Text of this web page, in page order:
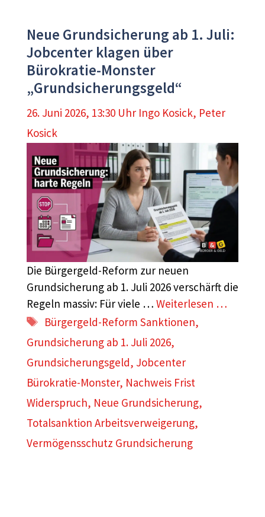
Neue Grundsicherung ab 1. Juli:
Jobcenter klagen über
Bürokratie-Monster
„Grundsicherungsgeld“
26. Juni 2026, 13:30 Uhr Ingo Kosick, Peter
Kosick
Die Bürgergeld-Reform zur neuen
Grundsicherung ab 1. Juli 2026 verschärft die
Regeln massiv: Für viele … Weiterlesen …
Schlagwörter
Bürgergeld-Reform Sanktionen,
Grundsicherung ab 1. Juli 2026,
Grundsicherungsgeld, Jobcenter
Bürokratie-Monster, Nachweis Frist
Widerspruch, Neue Grundsicherung,
Totalsanktion Arbeitsverweigerung,
Vermögensschutz Grundsicherung